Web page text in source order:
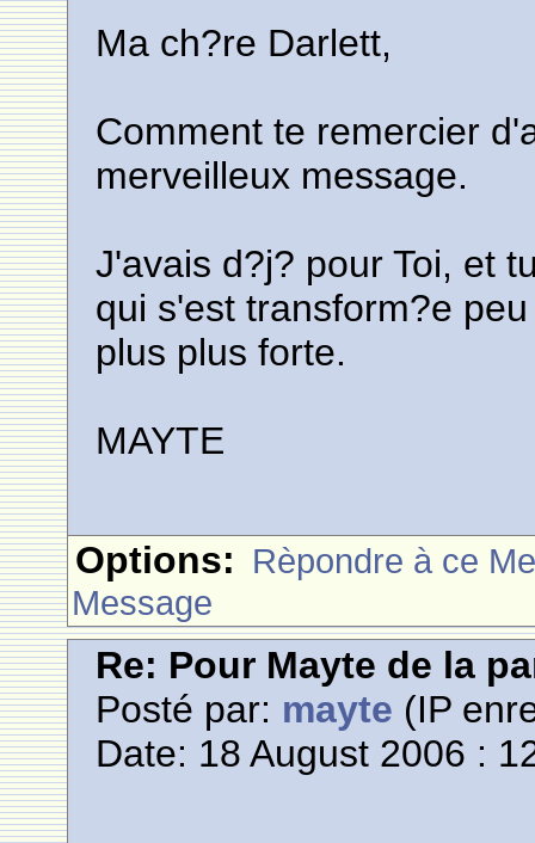
Ma ch?re Darlett,
Comment te remercier
merveilleux message.
J'avais d?j? pour Toi, et
qui s'est transform?e
plus plus forte.
MAYTE
Options: Rèpondre à ce
Message
Re: Pour Mayte de la
Posté par: mayte (IP
Date: 18 August 2006 :